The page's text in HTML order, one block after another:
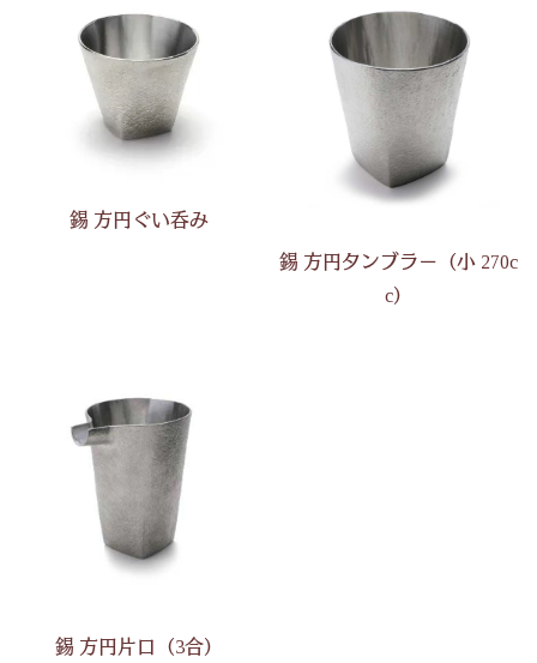
錫 方円ぐい呑み
錫 方円タンブラー（小 270c
c）
錫 方円片口（3合）